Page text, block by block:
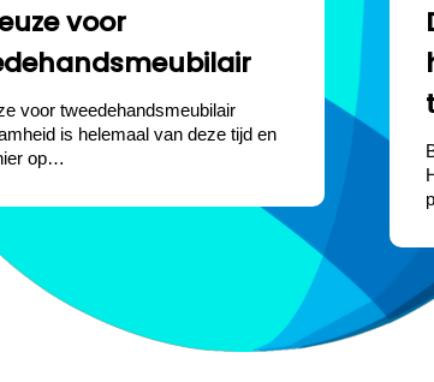
voor
voor tweedehandsmeubilair
is helemaal van deze tijd en
op…